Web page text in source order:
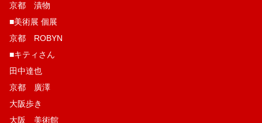
京都 漬物
■美術展 個展
京都 ROBYN
■キティさん
田中達也
京都 廣澤
大阪歩き
大阪 美術館